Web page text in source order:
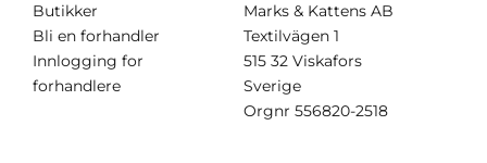
Butikker
Bli en forhandler
Innlogging for
forhandlere
Marks & Kattens AB
Textilvägen 1
515 32 Viskafors
Sverige
Orgnr 556820-2518